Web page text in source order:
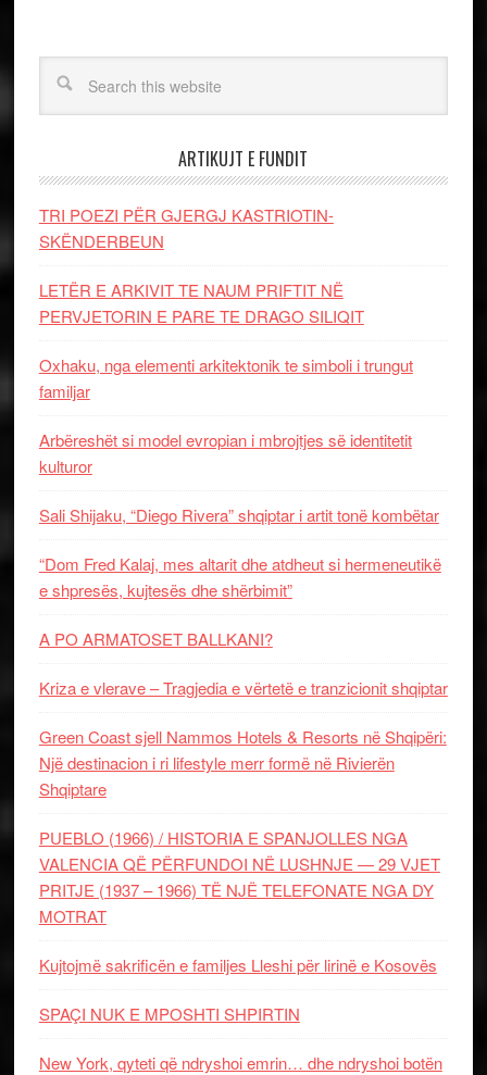
ARTIKUJT E FUNDIT
TRI POEZI PËR GJERGJ KASTRIOTIN-
SKËNDERBEUN
LETËR E ARKIVIT TE NAUM PRIFTIT NË
PERVJETORIN E PARE TE DRAGO SILIQIT
Oxhaku, nga elementi arkitektonik te simboli i trungut
familjar
Arbëreshët si model evropian i mbrojtjes së identitetit
kulturor
Sali Shijaku, “Diego Rivera” shqiptar i artit tonë kombëtar
“Dom Fred Kalaj, mes altarit dhe atdheut si hermeneutikë
e shpresës, kujtesës dhe shërbimit”
A PO ARMATOSET BALLKANI?
Kriza e vlerave – Tragjedia e vërtetë e tranzicionit shqiptar
Green Coast sjell Nammos Hotels & Resorts në Shqipëri:
Një destinacion i ri lifestyle merr formë në Rivierën
Shqiptare
PUEBLO (1966) / HISTORIA E SPANJOLLES NGA
VALENCIA QË PËRFUNDOI NË LUSHNJE — 29 VJET
PRITJE (1937 – 1966) TË NJË TELEFONATE NGA DY
MOTRAT
Kujtojmë sakrificën e familjes Lleshi për lirinë e Kosovës
SPAÇI NUK E MPOSHTI SHPIRTIN
New York, qyteti që ndryshoi emrin… dhe ndryshoi botën